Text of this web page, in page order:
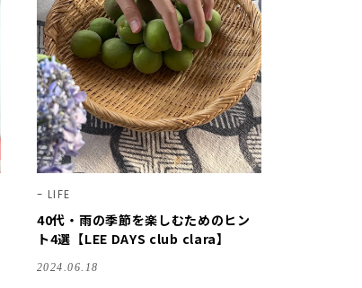
LIFE
40代・雨の季節を楽しむためのヒン
ト4選【LEE DAYS club clara】
2024.06.18